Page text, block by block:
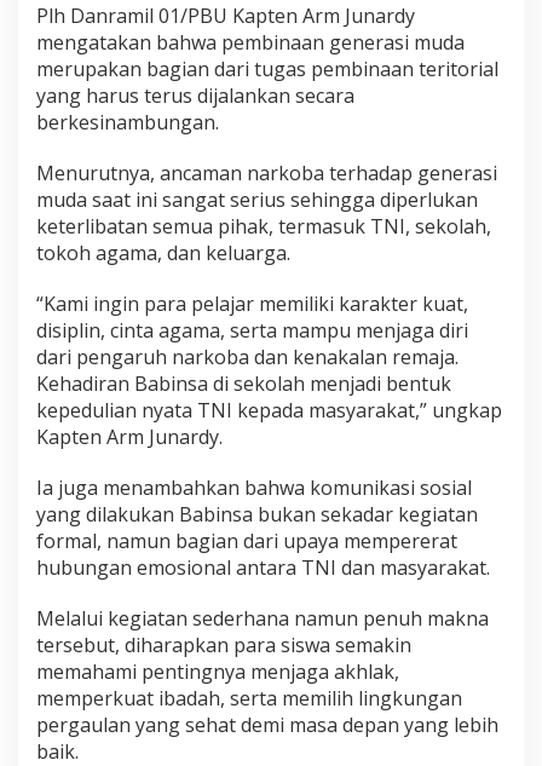
Plh Danramil 01/PBU Kapten Arm Junardy
mengatakan bahwa pembinaan generasi muda
merupakan bagian dari tugas pembinaan teritorial
yang harus terus dijalankan secara
berkesinambungan.
Menurutnya, ancaman narkoba terhadap generasi
muda saat ini sangat serius sehingga diperlukan
keterlibatan semua pihak, termasuk TNI, sekolah,
tokoh agama, dan keluarga.
“Kami ingin para pelajar memiliki karakter kuat,
disiplin, cinta agama, serta mampu menjaga diri
dari pengaruh narkoba dan kenakalan remaja.
Kehadiran Babinsa di sekolah menjadi bentuk
kepedulian nyata TNI kepada masyarakat,” ungkap
Kapten Arm Junardy.
Ia juga menambahkan bahwa komunikasi sosial
yang dilakukan Babinsa bukan sekadar kegiatan
formal, namun bagian dari upaya mempererat
hubungan emosional antara TNI dan masyarakat.
Melalui kegiatan sederhana namun penuh makna
tersebut, diharapkan para siswa semakin
memahami pentingnya menjaga akhlak,
memperkuat ibadah, serta memilih lingkungan
pergaulan yang sehat demi masa depan yang lebih
baik.